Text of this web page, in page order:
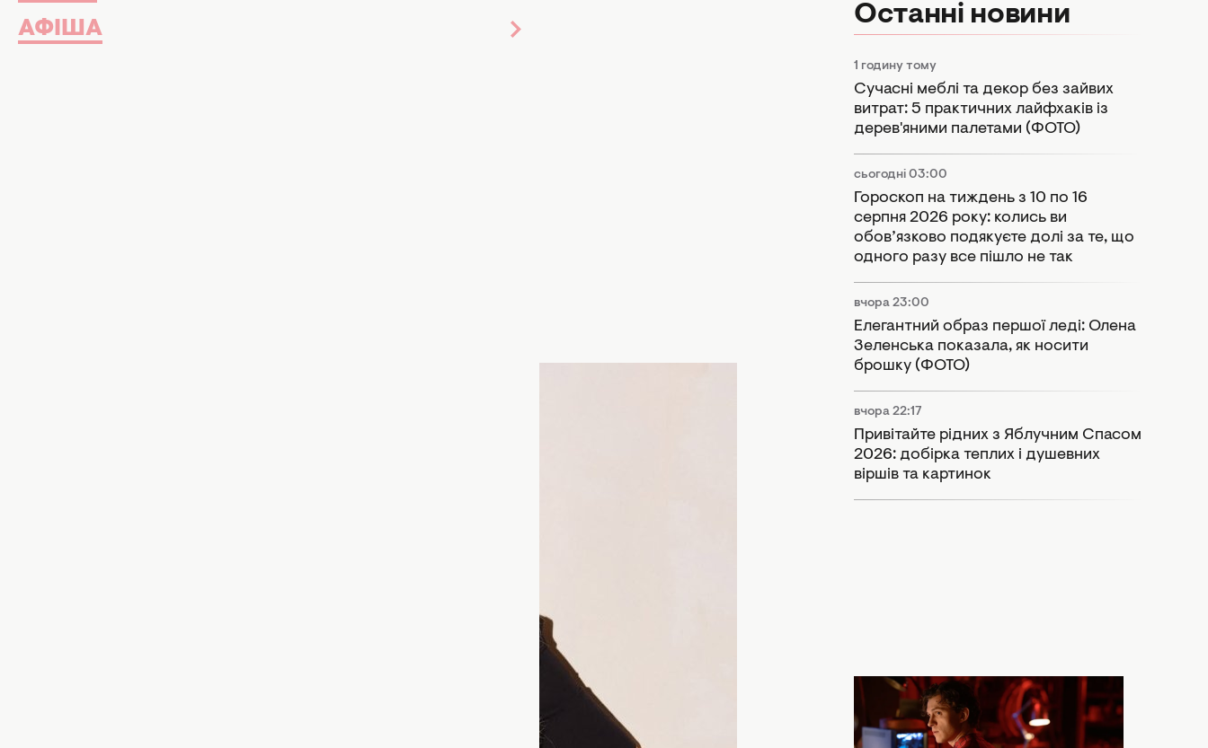
АФІША
У своєму Instagram Коршик опублікувала фото великого букета півоній та
фірмової коробочки ювелірного бренду KAMNI. Всередині був класичний
діамантовий тенісний браслет Round Diamond Tennis Bracelet. Прикраса
належить до преміальної лінійки бренду й вирізняється лаконічним
Останні новини
1 годину тому
Сучасні меблі та декор без зайвих
витрат: 5 практичних лайфхаків із
дерев'яними палетами (ФОТО)
сьогодні 03:00
Гороскоп на тиждень з 10 по 16
серпня 2026 року: колись ви
обов’язково подякуєте долі за те, що
одного разу все пішло не так
вчора 23:00
Елегантний образ першої леді: Олена
Зеленська показала, як носити
брошку (ФОТО)
вчора 22:17
Привітайте рідних з Яблучним Спасом
2026: добірка теплих і душевних
віршів та картинок
вчора 20:30
Що означає сцена після титрів
"Людина-павук: Абсолютно новий